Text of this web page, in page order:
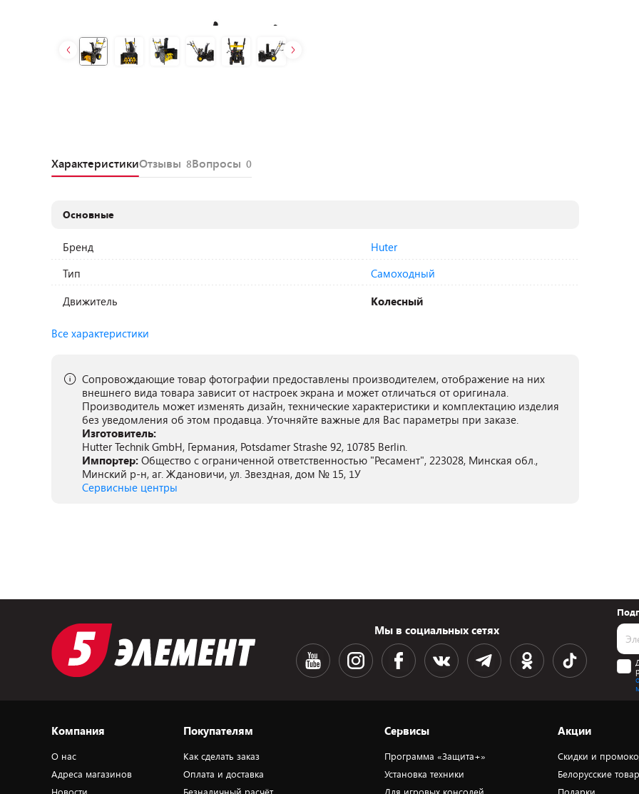
ХарактеристикиОтзывы 8Вопросы 0
Основные
Бренд
Huter
Тип
Самоходный
Движитель
Колесный
Все характеристики
Сопровождающие товар фотографии предоставлены производителем, отображение на них
внешнего вида товара зависит от настроек экрана и может отличаться от оригинала.
Производитель может изменять дизайн, технические характеристики и комплектацию изделия
без уведомления об этом продавца. Уточняйте важные для Вас параметры при заказе.
Изготовитель:
Hutter Technik GmbH, Германия, Potsdamer Strashe 92, 10785 Berlin.
Импортер: Общество с ограниченной ответственностью "Ресамент", 223028, Минская обл.,
Минский р-н, аг. Ждановичи, ул. Звездная, дом № 15, 1У
Сервисные центры
Мы в социальных сетях
Компания
О нас
Адреса магазинов
Покупателям
Как сделать заказ
Оплата и доставка
Сервисы
Программа «Защита+»
Установка техники
Акции
Скидки и
Белорусские